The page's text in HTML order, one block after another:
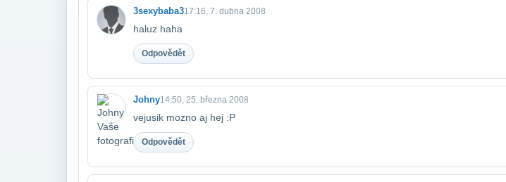
3sexybaba317:16, 7. dubna 2008
haluz haha
Odpovědět
Johny14:50, 25. března 2008
vejusik mozno aj hej :P
Odpovědět